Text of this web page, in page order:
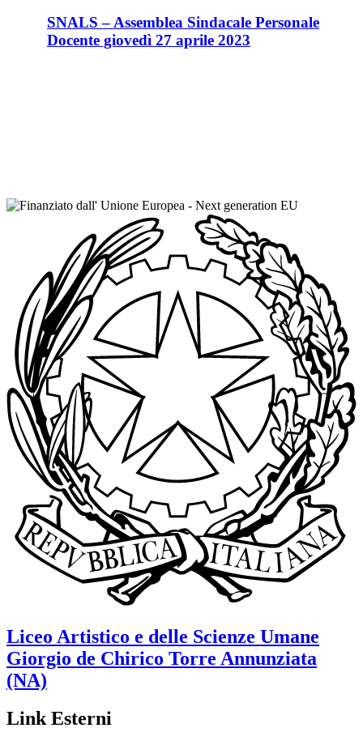
SNALS – Assemblea Sindacale Personale
Docente giovedì 27 aprile 2023
Liceo Artistico e delle Scienze Umane
Giorgio de Chirico Torre Annunziata
(NA)
Link Esterni